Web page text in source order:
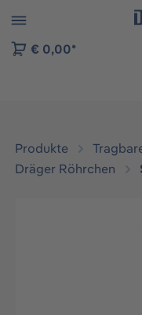
der B2B-
€ 0,00*
Produkte
Dräger Röhrchen
Bildergalerie